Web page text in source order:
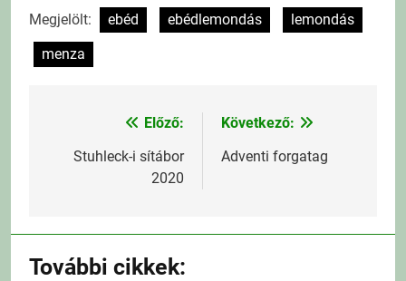
Megjelölt: ebéd ebédlemondás
lemondás
menza
Bejegyzés
navigáció
Előző:
Stuhleck-i sítábor
2020
Következő:
Adventi forgatag
További cikkek: